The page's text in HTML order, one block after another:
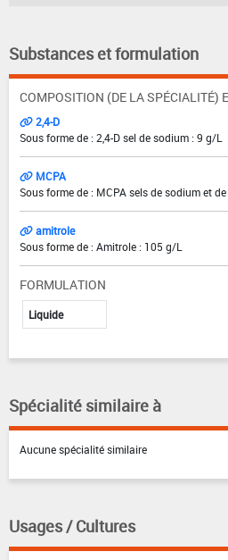
Substances et formulation
COMPOSITION (DE LA SPÉCIALITÉ)
2,4-D
Sous forme de : 2,4-D sel de sodium : 9 g/L
MCPA
Sous forme de : MCPA sels de sodium et
amitrole
Sous forme de : Amitrole : 105 g/L
FORMULATION
Liquide
Spécialité similaire à
Aucune spécialité similaire
Usages / Cultures